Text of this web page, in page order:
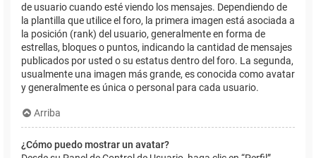
de usuario cuando esté viendo los mensajes. Dependiendo de
la plantilla que utilice el foro, la primera imagen está asociada a
la posición (rank) del usuario, generalmente en forma de
estrellas, bloques o puntos, indicando la cantidad de mensajes
publicados por usted o su estatus dentro del foro. La segunda,
usualmente una imagen más grande, es conocida como avatar
y generalmente es única o personal para cada usuario.
Arriba
¿Cómo puedo mostrar un avatar?